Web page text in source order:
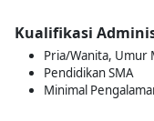
Kualifikasi
Pria/Wanita, Umur
Pendidikan SMA
Minimal